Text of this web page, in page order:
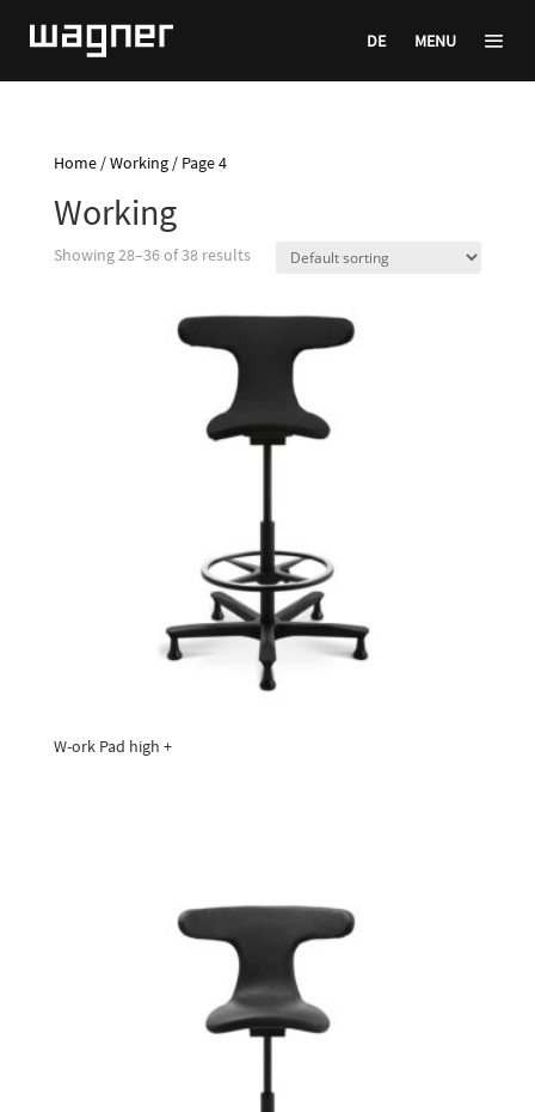
DE MENU
Home/Working/ Page 4
Working
Showing 28–36 of 38 results
W-ork Pad high +